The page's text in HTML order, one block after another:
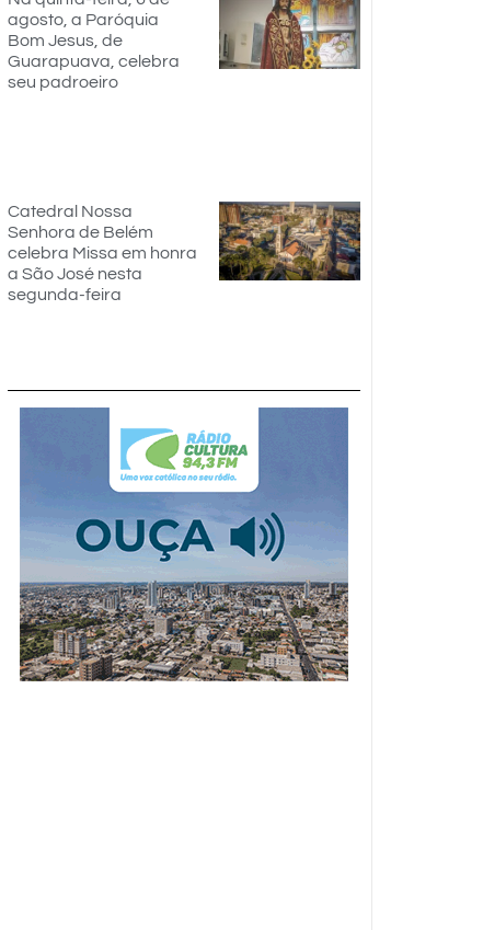
agosto, a Paróquia
Bom Jesus, de
Guarapuava, celebra
seu padroeiro
Catedral Nossa
Senhora de Belém
celebra Missa em honra
a São José nesta
segunda-feira